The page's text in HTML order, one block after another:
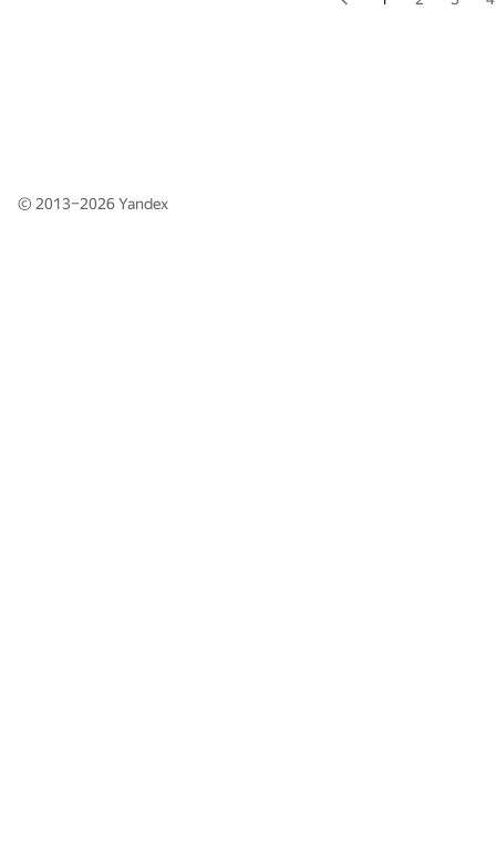
© 2013–2026Yandex